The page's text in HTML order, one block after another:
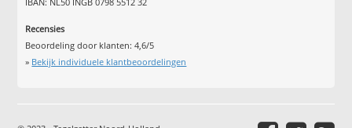
Recensies
Beoordeling door klanten:4,6/5
» Bekijk individuele klantbeoordelingen